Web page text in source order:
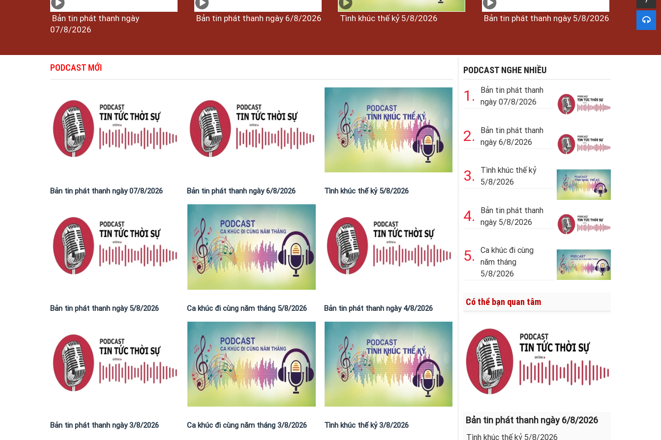
Bản tin phát thanh ngày
07/8/2026
Bản tin phát thanh ngày 6/8/2026 Tình khúc thế kỷ 5/8/2026 Bản tin phát thanh ngày 5/8/2026
PODCAST MỚI
Bản tin phát thanh ngày 07/8/2026 Bản tin phát thanh ngày 6/8/2026 Tình khúc thế kỷ 5/8/2026
Bản tin phát thanh ngày 5/8/2026 Ca khúc đi cùng năm tháng 5/8/2026 Bản tin phát thanh ngày 4/8/2026
Bản tin phát thanh ngày 3/8/2026 Ca khúc đi cùng năm tháng 3/8/2026 Tình khúc thế kỷ 3/8/2026
PODCAST NGHE NHIỀU
1.
Bản tin phát thanh
ngày 07/8/2026
2.
Bản tin phát thanh
ngày 6/8/2026
3.
Tình khúc thế kỷ
5/8/2026
4.
Bản tin phát thanh
ngày 5/8/2026
5.
Ca khúc đi cùng
năm tháng
5/8/2026
Có thể bạn quan tâm
Bản tin phát thanh ngày 6/8/2026
Tình khúc thế kỷ 5/8/2026